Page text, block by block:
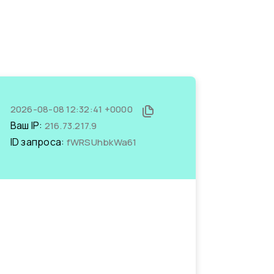
2026-08-08 12:32:41 +0000
Ваш IP: 216.73.217.9
ID запроса: fWRSUhbkWa61